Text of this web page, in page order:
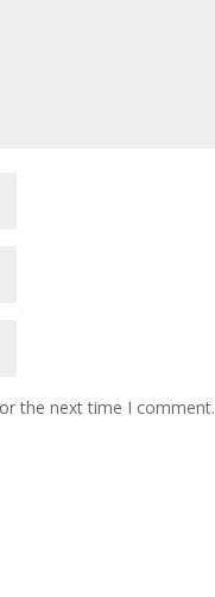
the next time I comment.